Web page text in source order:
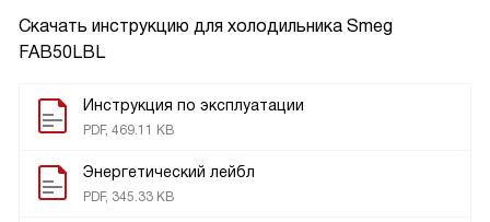
Скачать инструкцию для холодильника Smeg
FAB50LBL
Инструкция по эксплуатации
PDF, 469.11 KB
Энергетический лейбл
PDF, 345.33 KB